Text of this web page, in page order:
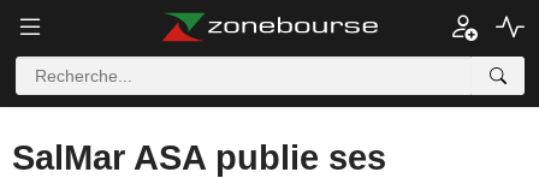
SalMar ASA publie ses